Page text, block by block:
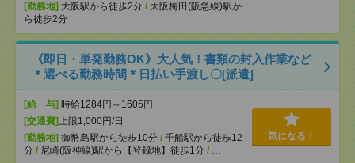
[勤務地] 大阪駅から徒歩2分 / 大阪梅田(阪急線)駅か
ら徒歩2分
《即日・単発勤務OK》大人気！書類の封入作業など
＊選べる勤務時間＊日払い手渡し〇[派遣]
[給 与] 時給1284円～1605円
[交通費] 上限1,000円/日
[勤務地] 御幣島駅から徒歩10分 / 千船駅から徒歩12
分 / 尼崎(阪神線)駅から【登録地】徒歩1分 / …
気になる！